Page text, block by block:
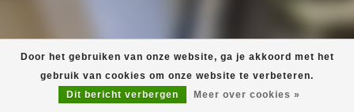
Door het gebruiken van onze website, ga je akkoord met het
gebruik van cookies om onze website te verbeteren.
Dit bericht verbergen
Meer over cookies »